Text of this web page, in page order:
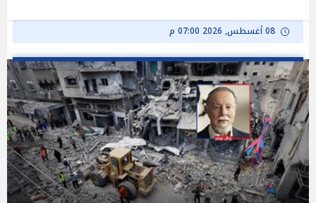
08 أغسطس, 2026 07:00 م